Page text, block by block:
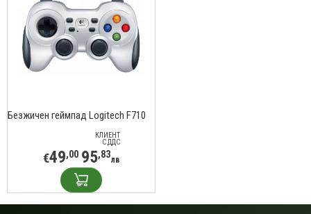
Безжичен геймпад Logitech F710
КЛИЕНТ
С ДДС
€49,00 95,83лв